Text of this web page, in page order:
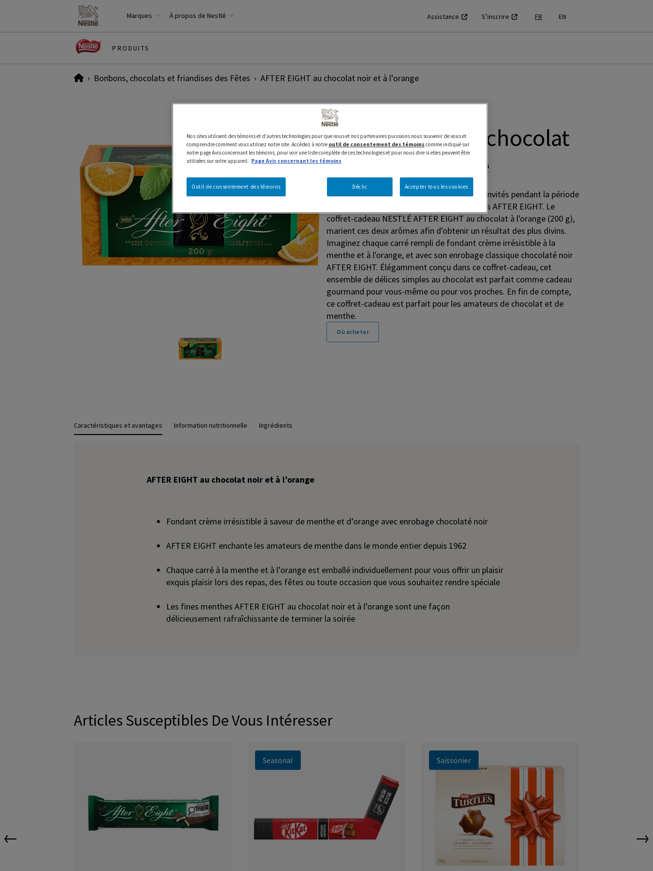
Marques À propos de Nestlé Assistance S’inscrire FR EN
PRODUITS
HomeBonbons, chocolats et friandises des Fêtes AFTER EIGHT au chocolat noir et à l’orange
200 g
AFTER EIGHT au chocolat
noir et à l’orange
Lorsque vous cherchez à impressionner vos invités pendant la période
des fêtes, il n'y a rien de tel que les chocolats AFTER EIGHT. Le
coffret-cadeau NESTLÉ AFTER EIGHT au chocolat à l'orange (200 g),
marient ces deux arômes afin d'obtenir un résultat des plus divins.
Imaginez chaque carré rempli de fondant crème irrésistible à la
menthe et à l'orange, et avec son enrobage classique chocolaté noir
AFTER EIGHT. Élégamment conçu dans ce coffret-cadeau, cet
ensemble de délices simples au chocolat est parfait comme cadeau
gourmand pour vous-même ou pour vos proches. En fin de compte,
ce coffret-cadeau est parfait pour les amateurs de chocolat et de
menthe.
Où acheter
Caractéristiques et avantages Information nutritionnelle Ingrédients
AFTER EIGHT au chocolat noir et à l’orange
Fondant crème irrésistible à saveur de menthe et d’orange avec enrobage chocolaté noir
AFTER EIGHT enchante les amateurs de menthe dans le monde entier depuis 1962
Chaque carré à la menthe et à l’orange est emballé individuellement pour vous offrir un plaisir
exquis plaisir lors des repas, des fêtes ou toute occasion que vous souhaitez rendre spéciale
Les fines menthes AFTER EIGHT au chocolat noir et à l’orange sont une façon
délicieusement rafraîchissante de terminer la soirée
Articles Susceptibles De Vous Intéresser
←
Seasonal Saissonier
→
Nos sites utilisent des témoins et d’autres technologies pour que nous et nos partenaires puissions nous souvenir de vous et
comprendre comment vous utilisez notre site. Accédez à notre outil de consentement des témoins comme indiqué sur
notre page Avis concernant les témoins, pour voir une liste complète de ces technologies et pour nous dire si elles peuvent être
utilisées sur votre appareil. Page Avis concernant les témoins
Déclic Accepter tous les cookies
Outil de consentement des témoins